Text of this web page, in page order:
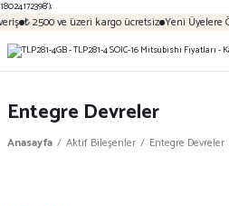
18024172398');
₺ 2500 ve üzeri kargo ücretsiz Yeni Üyelere
Entegre Devreler
Anasayfa Aktif Bileşenler Entegre Devreler